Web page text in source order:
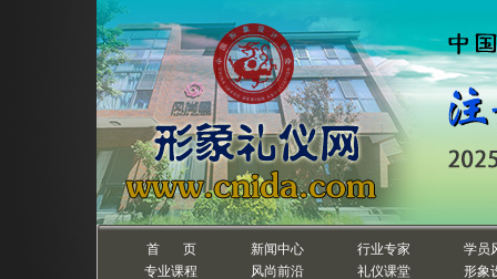
首 页 新闻中心 行业专家
学员
专业课程
风尚前沿 礼仪课堂 形象